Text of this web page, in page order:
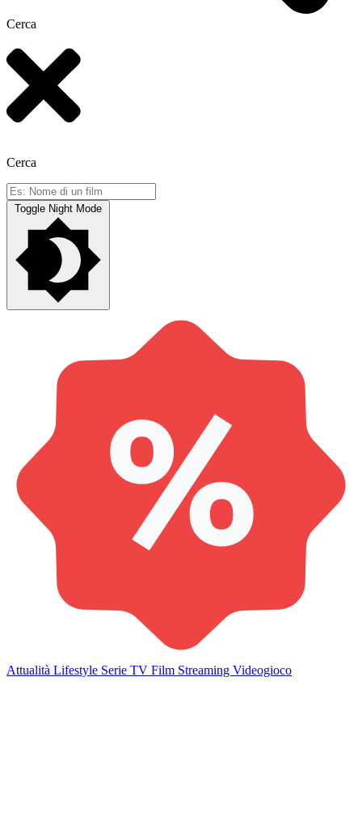
Cerca
Cerca
Toggle Night Mode
Attualità Lifestyle Serie TV Film Streaming Videogioco